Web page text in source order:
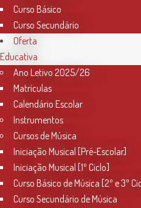
Contactos
Rua Miguel Bombarda, nº 4,
2000-080 Santarém
T. (+351) 915 335 478 / 913
Curso Básico
Curso Secundário
Oferta
Educativa
Ano Letivo 2025/26
Matrículas
Calendário Escolar
Instrumentos
Cursos de Música
Iniciação Musical [Pré-Escolar]
Iniciação Musical [1º Ciclo]
Curso Básico de Música [2º e 3º
Curso Secundário de Música